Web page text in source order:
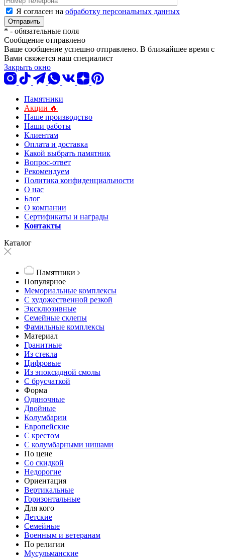
Я согласен на обработку персональных данных
* - обязательные поля
Сообщение отправлено
Ваше сообщение успешно отправлено. В ближайшее время с
Вами свяжется наш специалист
Закрыть окно
Памятники
Акции 🔥
Наше производство
Наши работы
Клиентам
Оплата и доставка
Какой выбрать памятник
Вопрос-ответ
Рекомендуем
Политика конфиденциальности
О нас
Блог
О компании
Сертификаты и награды
Контакты
Каталог
Памятники
Популярное
Мемориальные комплексы
С художественной резкой
Эксклюзивные
Семейные склепы
Фамильные комплексы
Материал
Гранитные
Из стекла
Цифровые
Из эпоксидной смолы
С брусчаткой
Форма
Одиночные
Двойные
Колумбарии
Европейские
С крестом
С колумбарными нишами
По цене
Со скидкой
Недорогие
Ориентация
Вертикальные
Горизонтальные
Для кого
Детские
Семейные
Военным и ветеранам
По религии
Мусульманские